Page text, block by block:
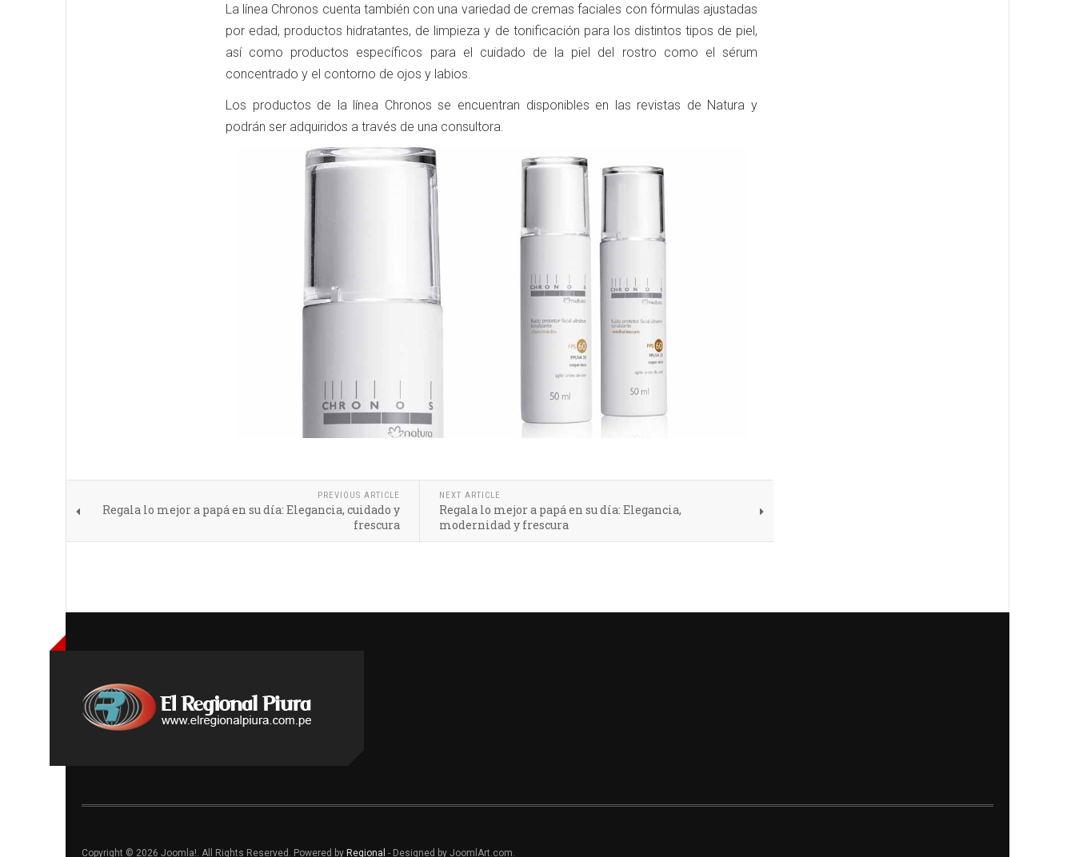
La línea Chronos cuenta también con una variedad de cremas faciales con fórmulas ajustadas
por edad, productos hidratantes, de limpieza y de tonificación para los distintos tipos de piel,
así como productos específicos para el cuidado de la piel del rostro como el sérum
concentrado y el contorno de ojos y labios.
Los productos de la línea Chronos se encuentran disponibles en las revistas de Natura y
podrán ser adquiridos a través de una consultora.
PREVIOUS ARTICLE
Regala lo mejor a papá en su día: Elegancia, cuidado y
frescura
NEXT ARTICLE
Regala lo mejor a papá en su día: Elegancia,
modernidad y frescura
Copyright © 2026 Joomla!. All Rights Reserved. Powered by Regional - Designed by JoomlArt.com.